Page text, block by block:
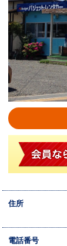
住所
電話番号